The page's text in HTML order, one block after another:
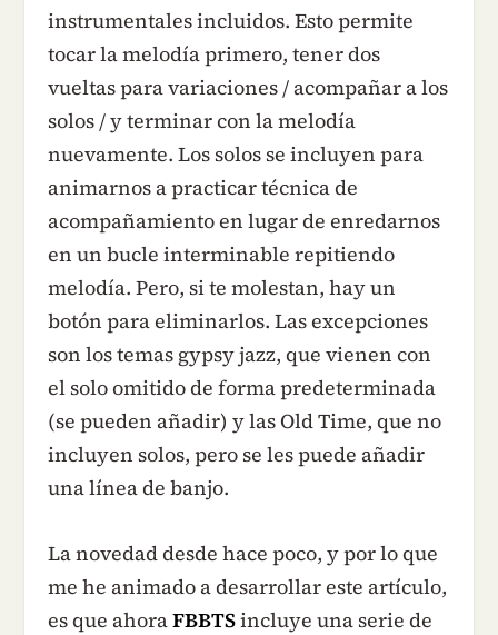
instrumentales incluidos. Esto permite
tocar la melodía primero, tener dos
vueltas para variaciones / acompañar a los
solos / y terminar con la melodía
nuevamente. Los solos se incluyen para
animarnos a practicar técnica de
acompañamiento en lugar de enredarnos
en un bucle interminable repitiendo
melodía. Pero, si te molestan, hay un
botón para eliminarlos. Las excepciones
son los temas gypsy jazz, que vienen con
el solo omitido de forma predeterminada
(se pueden añadir) y las Old Time, que no
incluyen solos, pero se les puede añadir
una línea de banjo.
La novedad desde hace poco, y por lo que
me he animado a desarrollar este artículo,
es que ahoraFBBTSincluye una serie de